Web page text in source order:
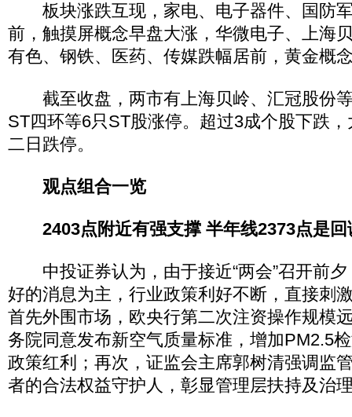
板块涨跌互现，家电、电子器件、国防
前，触摸屏概念早盘大涨，华微电子、上海
有色、钢铁、医药、传媒跌幅居前，黄金概
截至收盘，两市有上海贝岭、汇冠股份
ST四环等6只ST股涨停。超过3成个股下跌
二日跌停。
观点组合一览
2403点附近有强支撑 半年线2373点是回
中投证券认为，由于接近“两会”召开前夕
好的消息为主，行业政策利好不断，直接刺
首先外围市场，欧央行第二次注资操作规模
务院同意发布新空气质量标准，增加PM2.5
政策红利；再次，证监会主席郭树清强调监
者的合法权益守护人，彰显管理层扶持及治